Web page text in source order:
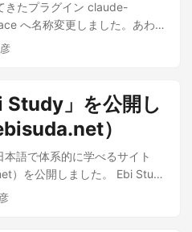
きたプラグイン claude-
へ名称変更しました。あわせ
、任意で追加できる Ebi AI
基盤 主な変更点 名称変更 —
た仕組みが Codex にも対応し
ら外しました Claude Code /
フォルダの Markdown を、ど
Ebi AI Wiki を追加 — Wiki・
キル。別売りではなく、同じ
買い直し不要 — 既存のノート
Study」を公開し
）
語で体系的に学べるサイト
）を公開しました。 Ebi Study
画を、「次に何を学ぶか」が